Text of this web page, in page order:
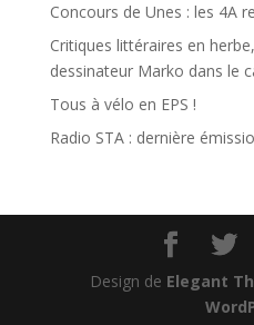
Concours de Unes : les 4A
Critiques littéraires en
dessinateur Marko dans le
Tous à vélo en EPS !
Radio STA : dernière
Design de Elegant